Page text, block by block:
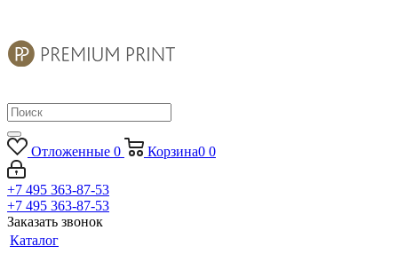
Отложенные 0 Корзина0 0
+7 495 363-87-53
+7 495 363-87-53
Заказать звонок
Каталог